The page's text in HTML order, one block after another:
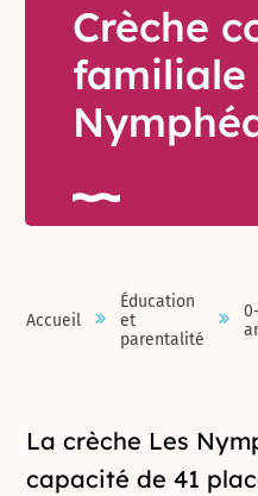
Crèche
familiale
Accueil
Éducation
et
parentalité
La crèche Les
capacité de 41